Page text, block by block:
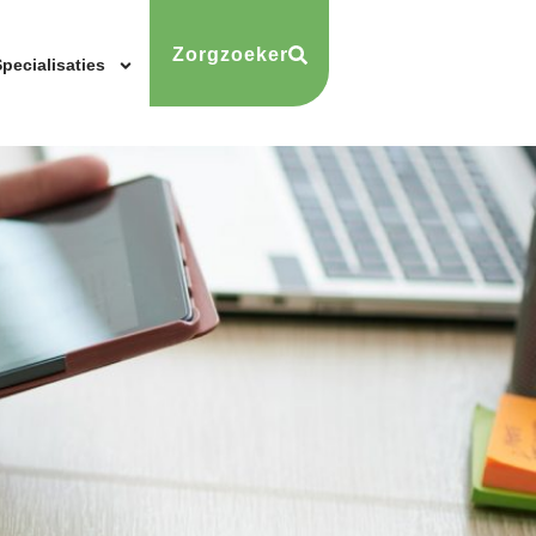
Zorgzoeker